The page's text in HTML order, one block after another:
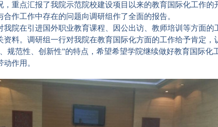
，重点汇报了我院示范院校建设项目以来的教育国际化工作的
作工作中存在的问题向调研组作了全面的报告。
我院在引进国外职业教育课程、因公出访、教师培训等方面的
资料。调研组一行对我院在教育国际化方面的工作给予肯定，
规范性、创新性”的特点，希望希望学院继续做好教育国际化
作用。